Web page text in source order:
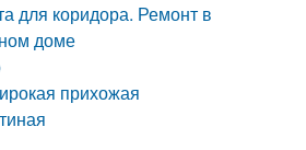
для коридора. Ремонт в
доме
прихожая